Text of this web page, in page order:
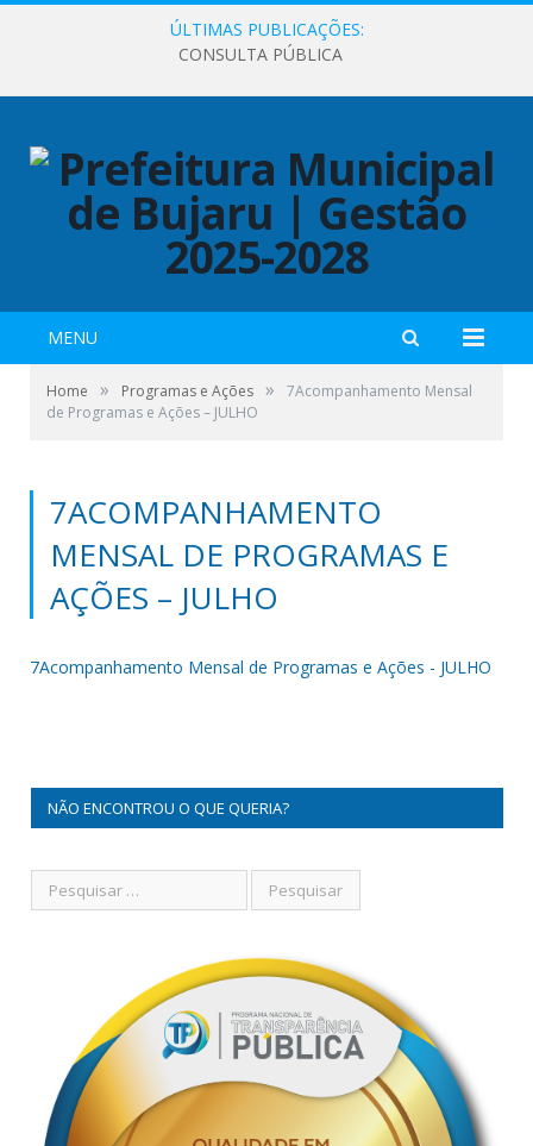
ÚLTIMAS PUBLICAÇÕES:
CONSULTA PÚBLICA
MENU
Home » Programas e Ações »
7Acompanhamento Mensal
de Programas e Ações – JULHO
7ACOMPANHAMENTO
MENSAL DE PROGRAMAS E
AÇÕES – JULHO
7Acompanhamento Mensal de Programas e Ações - JULHO
NÃO ENCONTROU O QUE QUERIA?